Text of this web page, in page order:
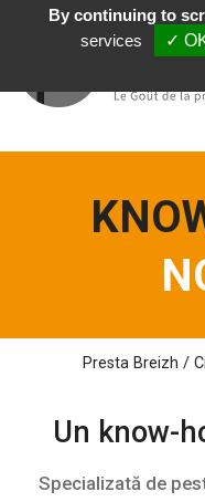
Presta Breizh /
Un know-
Specializată de
By continuing to
services
✓